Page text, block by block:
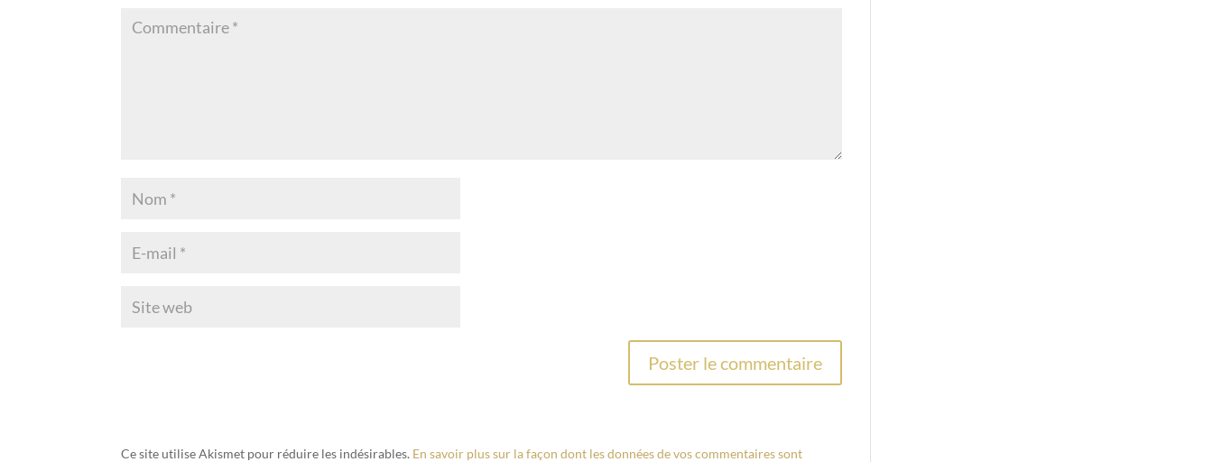
Ce site utilise Akismet pour réduire les indésirables. En savoir plus sur la façon dont les données de vos commentaires sont